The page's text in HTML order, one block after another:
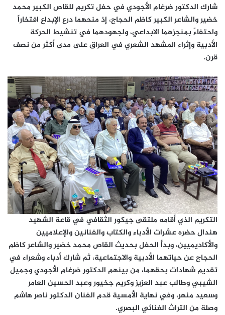
شارك الدكتور ضرغام الأجودي في حفل تكريم للقاص الكبير محمد
خضير والشاعر الكبير كاظم الحجاج، إذ منحهما درع الإبداع افتخاراً
واحتفاءً بمنجزهما الابداعي، ولجهودهما في تنشيط الحركة
الأدبية وإثراء المشهد الشعري في العراق على مدى أكثر من نصف
قرن.
التكريم الذي أقامه ملتقى جيكور الثقافي في قاعة الشهيد
هندال حضره عشرات الأدباء والكتاب والفنانين والإعلاميين
والأكاديميين، وبدأ الحفل بحديث القاص محمد خضير والشاعر كاظم
الحجاج عن حياتهما الأدبية والاجتماعية، ثم شارك أدباء وشعراء في
تقديم شهادات بحقهما، من بينهم الدكتور ضرغام الأجودي وجميل
الشيبي وطالب عبد العزيز وكريم جخيور وعبد الحسين العامر
وسعيد منهر، وفي نهاية الأمسية قدم الفنان الدكتور ناصر هاشم
وصلة من التراث الغنائي البصري.